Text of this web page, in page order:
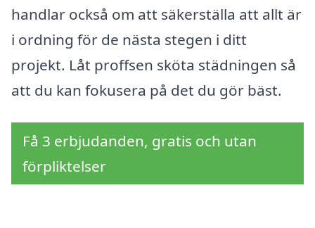
handlar också om att säkerställa att allt är
i ordning för de nästa stegen i ditt
projekt. Låt proffsen sköta städningen så
att du kan fokusera på det du gör bäst.
Få 3 erbjudanden, gratis och utan
förpliktelser